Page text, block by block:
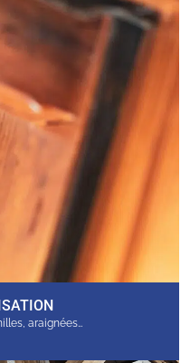
araignées…